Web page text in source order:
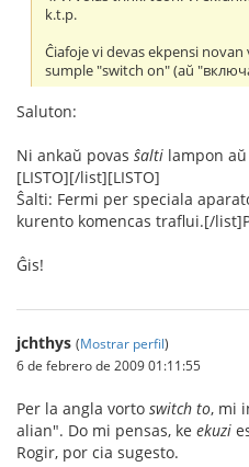
k.t.p.
Ĉiafoje vi devas ekpensi
sumple "switch on" (aŭ
Saluton:
Ni ankaŭ povas ŝalti lampon
[LISTO][/list][LISTO]
Ŝalti: Fermi per speciala
kurento komencas traflui.[/
Ĝis!
jchthys (Mostrar perfil)
6 de febrero de 2009 01:11:55
Per la angla vorto switch to, mi
alian". Do mi pensas, ke ekuzi
Rogir, por cia sugesto.